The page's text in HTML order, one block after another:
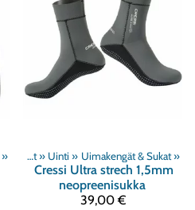
‪» Tuoteryhmät ‪» Uinti ‪» Uimakengät & Sukat ‪»
Cressi Ultra strech 1,5mm
neopreenisukka
39,00 €